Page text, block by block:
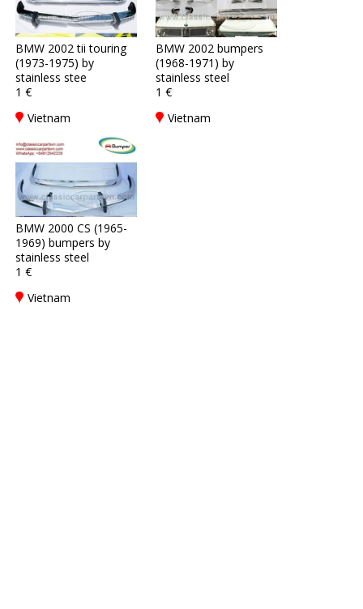
BMW 2002 tii touring
(1973-1975) by
stainless stee
1 €
Vietnam
BMW 2002 bumpers
(1968-1971) by
stainless steel
1 €
Vietnam
BMW 2000 CS (1965-
1969) bumpers by
stainless steel
1 €
Vietnam